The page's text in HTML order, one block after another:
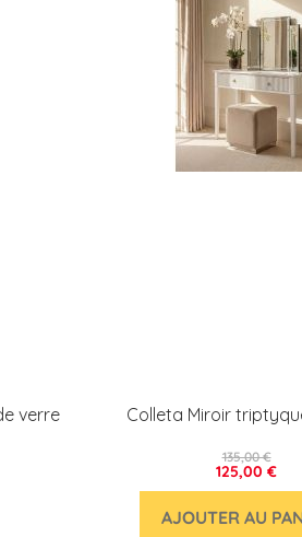
verre
Colleta Miroir
125,00 €
135,00 €
AJOUTER AU